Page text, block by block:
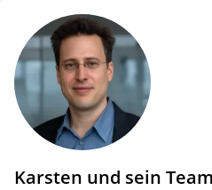
Karsten und sein Team